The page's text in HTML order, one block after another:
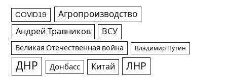
COVID19 Агропроизводство
Андрей Травников ВСУ
Великая Отечественная война Владимир Путин
ДНР Донбасс Китай ЛНР